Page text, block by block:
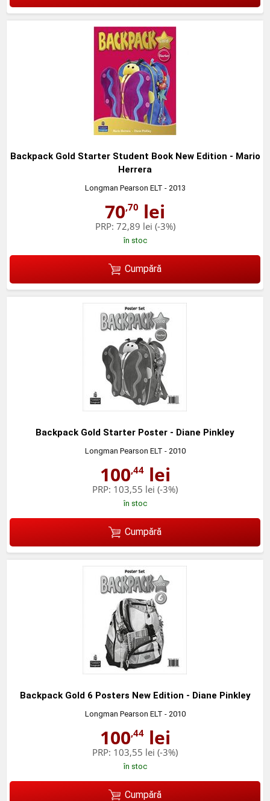
Backpack Gold Starter Student Book New Edition - Mario
Herrera
Longman Pearson ELT - 2013
70,70 lei
PRP: 72,89 lei (-3%)
în stoc
Cumpără
Backpack Gold Starter Poster - Diane Pinkley
Longman Pearson ELT - 2010
100,44lei
PRP: 103,55 lei (-3%)
în stoc
Cumpără
Backpack Gold 6 Posters New Edition - Diane Pinkley
Longman Pearson ELT - 2010
100,44lei
PRP: 103,55 lei (-3%)
în stoc
Cumpără